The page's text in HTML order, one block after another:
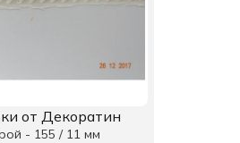
от Декоратин
- 155 / 11 мм